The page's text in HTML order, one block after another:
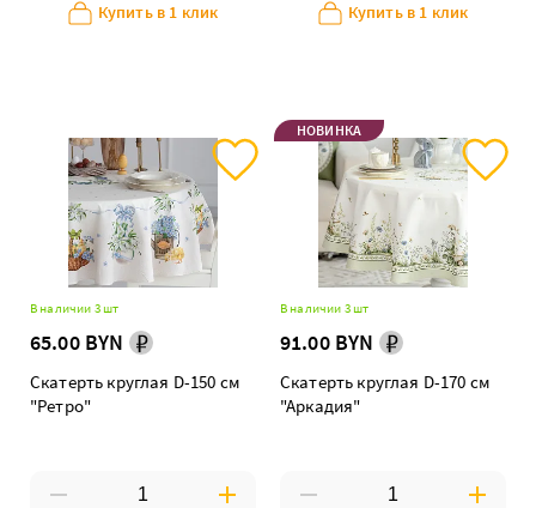
Купить в 1 клик Купить в 1 клик
В наличии 3 шт
65.00 BYN
Скатерть круглая D-150 см
"Ретро"
НОВИНКА
В наличии 3 шт
91.00 BYN
Скатерть круглая D-170 см
"Аркадия"